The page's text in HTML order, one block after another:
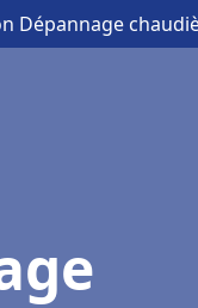
Dépannage